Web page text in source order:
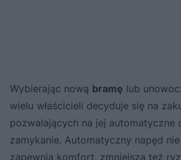
Wybierając nową bramę lub
wielu właścicieli decyduje się na
pozwalających na jej automatyczne
zamykanie. Automatyczny napęd
zapewnia komfort, zmniejsza też